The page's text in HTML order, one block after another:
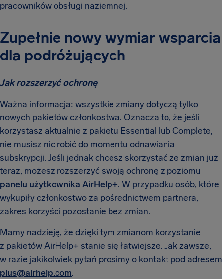
pracowników obsługi naziemnej.
Zupełnie nowy wymiar wsparcia
dla podróżujących
Jak rozszerzyć ochronę
Ważna informacja: wszystkie zmiany dotyczą tylko
nowych pakietów członkostwa. Oznacza to, że jeśli
korzystasz aktualnie z pakietu Essential lub Complete,
nie musisz nic robić do momentu odnawiania
subskrypcji. Jeśli jednak chcesz skorzystać ze zmian już
teraz, możesz rozszerzyć swoją ochronę z poziomu
panelu użytkownika AirHelp+. W przypadku osób, które
wykupiły członkostwo za pośrednictwem partnera,
zakres korzyści pozostanie bez zmian.
Mamy nadzieję, że dzięki tym zmianom korzystanie
z pakietów AirHelp+ stanie się łatwiejsze. Jak zawsze,
w razie jakikolwiek pytań prosimy o kontakt pod adresem
plus@airhelp.com.